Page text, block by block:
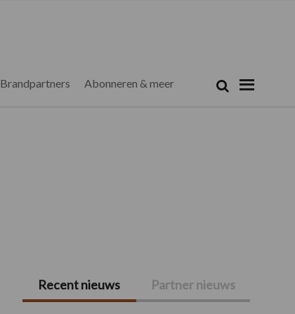
Brandpartners Abonneren & meer Zoek
Primaire
Recent nieuws Partner nieuws